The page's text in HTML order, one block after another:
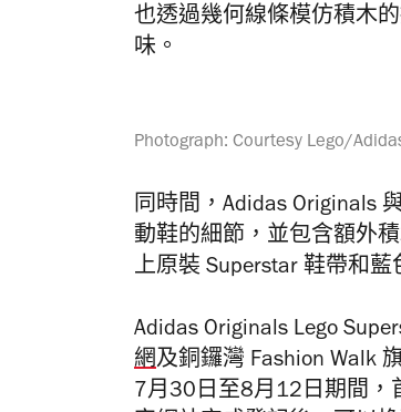
也透過幾何線條模仿積木
味。
Photograph: Courtesy Lego/
同時間，Adidas Originals
動鞋的細節，並包含額外
上原裝 Superstar 鞋帶和藍
Adidas Originals Lego
網及銅鑼灣 Fashion Walk
7月30日至8月12日期間，